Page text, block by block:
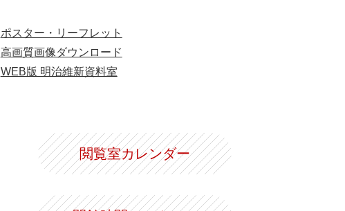
ポスター・リーフレット
高画質画像ダウンロード
WEB版 明治維新資料室
閲覧室カレンダー